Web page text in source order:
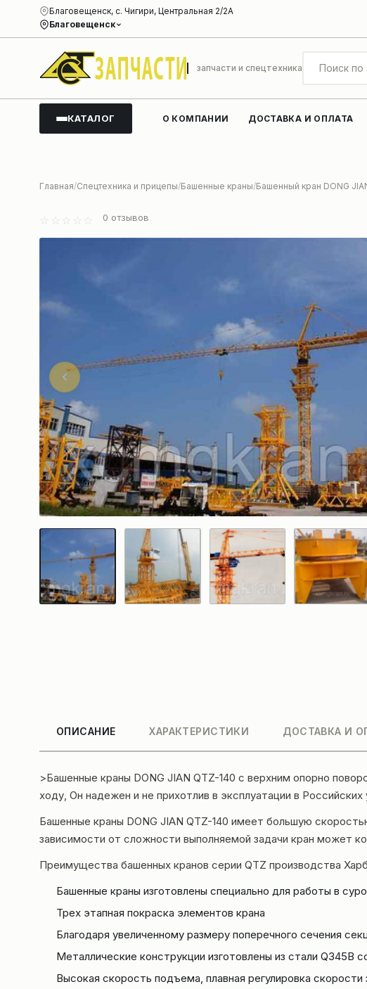
Благовещенск
Благовещенск, с. Чигири, Центральная 2/2А
запчасти и спецтехника
КАТАЛОГ О КОМПАНИИ ДОСТАВКА И ОПЛАТА
Главная Спецтехника и прицепы Башенные краны Башенный кран DONG
0 отзывов
ОПИСАНИЕ ХАРАКТЕРИСТИКИ ДОСТАВКА И
>Башенные краны DONG JIAN QTZ-140 с верхним опорно
ходу, Он надежен и не прихотлив в эксплуатации в Российских
Башенные краны DONG JIAN QTZ-140 имеет большую
зависимости от сложности выполняемой задачи кран может
Преимущества башенных кранов серии QTZ производства
Башенные краны изготовлены специально для работы в
Трех этапная покраска элементов крана
Благодаря увеличенному размеру поперечного сечения
Металлические конструкции изготовлены из стали Q345B
Высокая скорость подъема, плавная регулировка